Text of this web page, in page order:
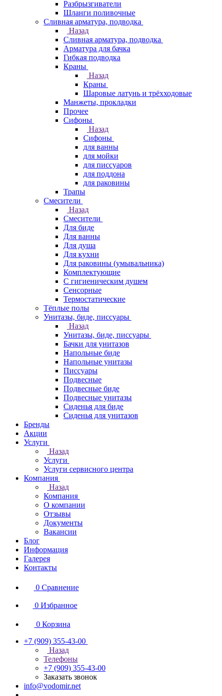
Разбрызгиватели
Шланги поливочные
Сливная арматура, подводка
Назад
Сливная арматура, подводка
Арматура для бачка
Гибкая подводка
Краны
Назад
Краны
Шаровые латунь и трёхходовые
Манжеты, прокладки
Прочее
Сифоны
Назад
Сифоны
для ванны
для мойки
для писсуаров
для поддона
для раковины
Трапы
Смесители
Назад
Смесители
Для биде
Для ванны
Для душа
Для кухни
Для раковины (умывальника)
Комплектующие
С гигиеническим душем
Сенсорные
Термостатические
Тёплые полы
Унитазы, биде, писсуары
Назад
Унитазы, биде, писсуары
Бачки для унитазов
Напольные биде
Напольные унитазы
Писсуары
Подвесные
Подвесные биде
Подвесные унитазы
Сиденья для биде
Сиденья для унитазов
Бренды
Акции
Услуги
Назад
Услуги
Услуги сервисного центра
Компания
Назад
Компания
О компании
Отзывы
Документы
Вакансии
Блог
Информация
Галерея
Контакты
0 Сравнение
0 Избранное
0 Корзина
+7 (909) 355-43-00
Назад
Телефоны
+7 (909) 355-43-00
Заказать звонок
info@vodomir.net